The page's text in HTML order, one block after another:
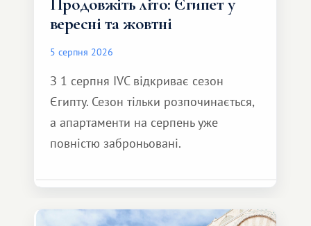
Продовжіть літо: Єгипет у
вересні та жовтні
5 серпня 2026
З 1 серпня IVC відкриває сезон
Єгипту. Сезон тільки розпочинається,
а апартаменти на серпень уже
повністю заброньовані.